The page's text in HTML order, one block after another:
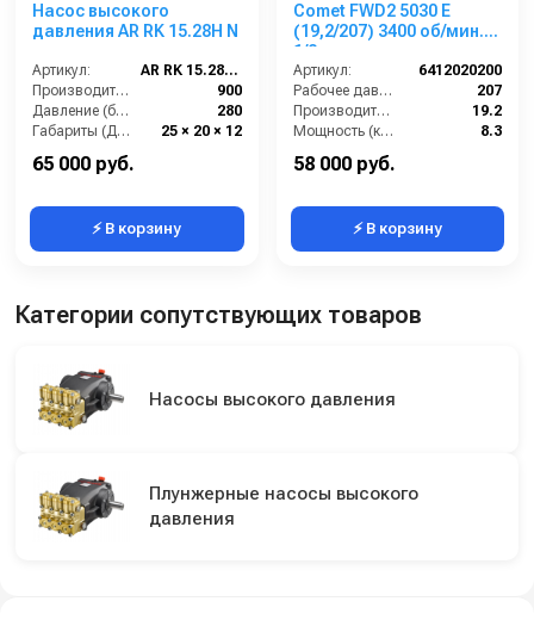
Насос высокого
давления AR RK 15.28H N
Артикул:
AR RK 15.28H N
Производительность (л/ч):
900
Давление (бар):
280
Габариты (ДхШхВ):
25 × 20 × 12
Обороты двигателя (об/мин):
65 000 руб.
⚡ В корзину
Comet FWD2 5030 E
(19,2/207) 3400 об/мин.1”
1/8 п.в.
Артикул:
6412020200
Рабочее давление (бар):
207
Производительность (л/мин):
19.2
Мощность (кВт):
8.3
Обороты двигателя (об/мин):
58 000 руб.
⚡ В корзину
Категории сопутствующих товаров
Насосы высокого давления
Плунжерные насосы высокого
давления